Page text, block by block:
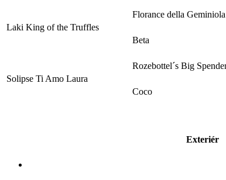
Laki King of the Truffles
Florance della Geminiola
Beta
Solipse Ti Amo Laura
Rozebottel´s Big
Coco
Exteriér